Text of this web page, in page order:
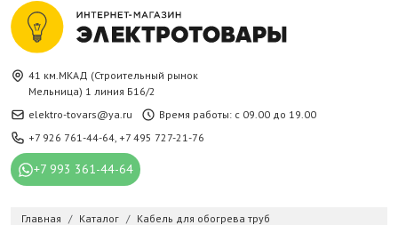
41 км.МКАД (Строительный рынок
Мельница) 1 линия Б16/2
elektro-tovars@ya.ru
Время работы: с 09.00 до 19.00
+7 926 761-44-64, +7 495 727-21-76
+7 993 361-44-64
Главная Каталог
Кабель для обогрева труб